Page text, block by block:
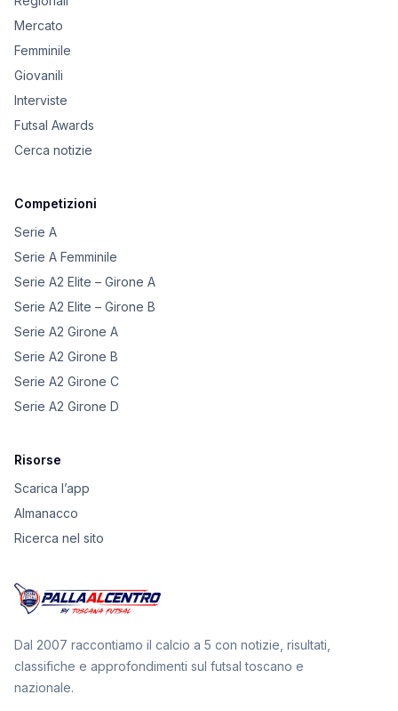
Mercato
Femminile
Giovanili
Interviste
Futsal Awards
Cerca notizie
Competizioni
Serie A
Serie A Femminile
Serie A2 Elite – Girone A
Serie A2 Elite – Girone B
Serie A2 Girone A
Serie A2 Girone B
Serie A2 Girone C
Serie A2 Girone D
Risorse
Scarica l’app
Almanacco
Ricerca nel sito
Dal 2007 raccontiamo il calcio a 5 con notizie, risultati,
classifiche e approfondimenti sul futsal toscano e
nazionale.